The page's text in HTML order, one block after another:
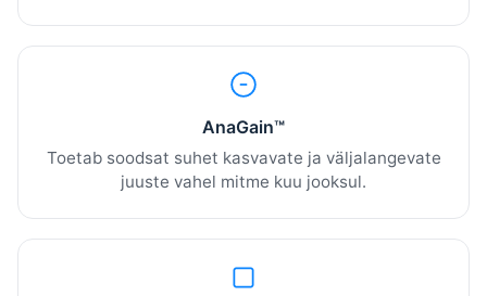
AnaGain™
Toetab soodsat suhet kasvavate ja väljalangevate
juuste vahel mitme kuu jooksul.